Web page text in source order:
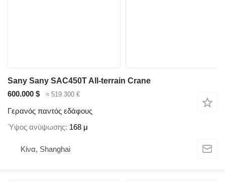
Sany Sany SAC450T All-terrain Crane
600.000 $
≈ 519.300 €
Γερανός παντός εδάφους
Ύψος ανύψωσης 168 μ
Κίνα, Shanghai